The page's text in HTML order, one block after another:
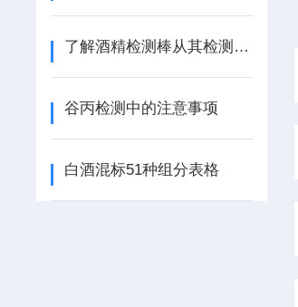
了解酒精检测棒从其检测原理及使用范围开始
谷丙检测中的注意事项
白酒混标51种组分表格